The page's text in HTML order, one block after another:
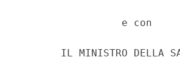
e con
IL MINISTRO DELLA